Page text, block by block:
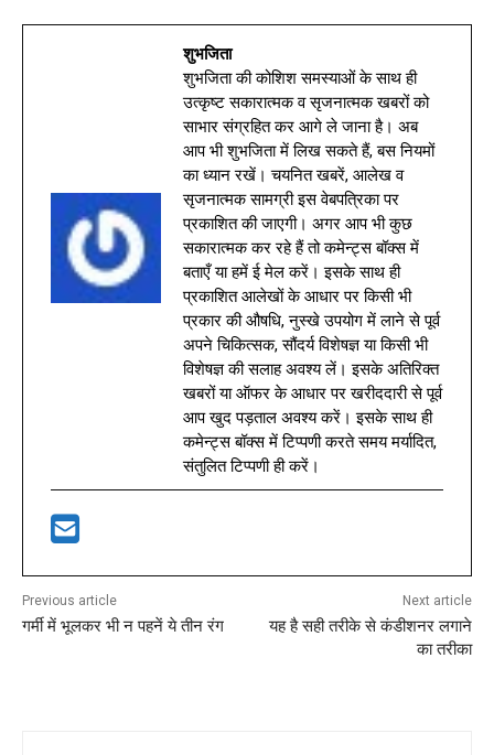
शुभजिता
शुभजिता की कोशिश समस्याओं के साथ ही
उत्कृष्ट सकारात्मक व सृजनात्मक खबरों को
साभार संग्रहित कर आगे ले जाना है। अब
आप भी शुभजिता में लिख सकते हैं, बस नियमों
का ध्यान रखें। चयनित खबरें, आलेख व
सृजनात्मक सामग्री इस वेबपत्रिका पर
प्रकाशित की जाएगी। अगर आप भी कुछ
सकारात्मक कर रहे हैं तो कमेन्ट्स बॉक्स में
बताएँ या हमें ई मेल करें। इसके साथ ही
प्रकाशित आलेखों के आधार पर किसी भी
प्रकार की औषधि, नुस्खे उपयोग में लाने से पूर्व
अपने चिकित्सक, सौंदर्य विशेषज्ञ या किसी भी
विशेषज्ञ की सलाह अवश्य लें। इसके अतिरिक्त
खबरों या ऑफर के आधार पर खरीददारी से पूर्व
आप खुद पड़ताल अवश्य करें। इसके साथ ही
कमेन्ट्स बॉक्स में टिप्पणी करते समय मर्यादित,
संतुलित टिप्पणी ही करें।
Previous article
गर्मी में भूलकर भी न पहनें ये तीन रंग
Next article
यह है सही तरीके से कंडीशनर लगाने
का तरीका